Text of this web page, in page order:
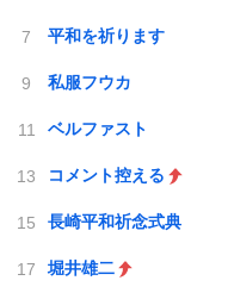
平和を祈ります
私服フウカ
ベルファスト
コメント控える
長崎平和祈念式典
堀井雄二